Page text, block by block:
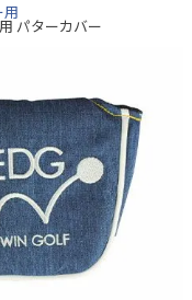
用
パターカバー